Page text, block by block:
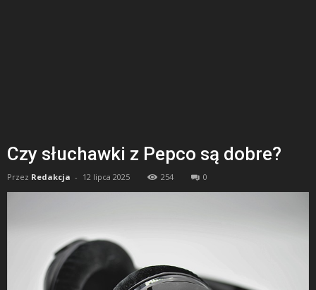
Czy słuchawki z Pepco są dobre?
Przez Redakcja - 12 lipca 2025 254 0